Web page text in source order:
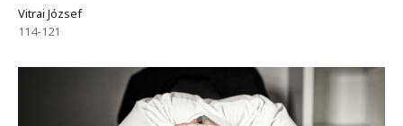
Vitrai József
114-121